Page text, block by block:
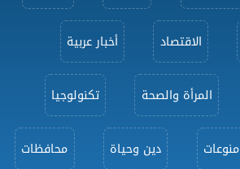
الاقتصاد أخبار عربية
المرأة والصحة تكنولوجيا
منوعات دين وحياة محافظات